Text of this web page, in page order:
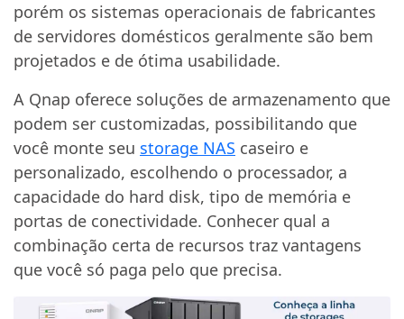
porém os sistemas operacionais de fabricantes
de servidores domésticos geralmente são bem
projetados e de ótima usabilidade.
A Qnap oferece soluções de armazenamento que
podem ser customizadas, possibilitando que
você monte seu storage NAS caseiro e
personalizado, escolhendo o processador, a
capacidade do hard disk, tipo de memória e
portas de conectividade. Conhecer qual a
combinação certa de recursos traz vantagens
que você só paga pelo que precisa.